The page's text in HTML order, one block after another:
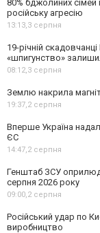
80% бджолиних
російську агресію
13:13,3 серпня
19-річній
«шпигунство»
08:12,3 серпня
Землю накрила
19:37,2 серпня
Вперше Україна
ЄС
14:47,2 серпня
Генштаб ЗСУ
серпня 2026 року
09:00,2 серпня
Російський удар по
виробництво